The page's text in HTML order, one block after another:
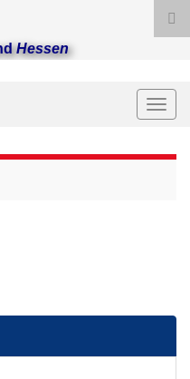
Hessen